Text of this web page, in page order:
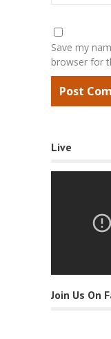
Save my
browser for
Live
Join Us On